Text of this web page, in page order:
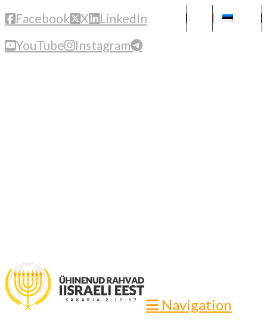
Facebook X
LinkedIn
YouTube
Instagram
Navigation